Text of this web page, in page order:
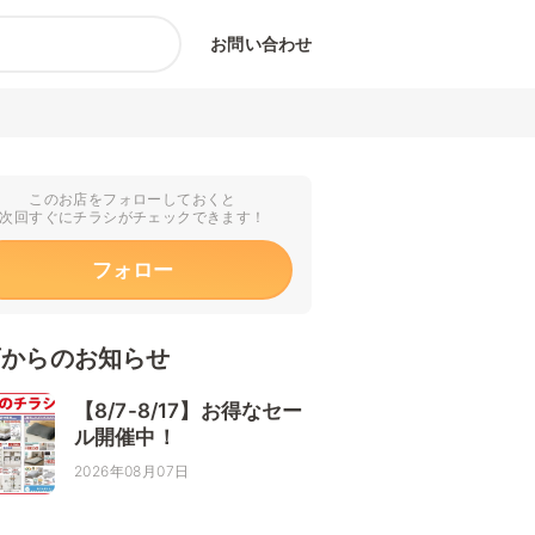
お問い合わせ
このお店をフォローしておくと
次回すぐにチラシがチェックできます！
フォロー
らのお知らせ
【8/7-8/17】お得なセー
ル開催中！
2026年08月07日